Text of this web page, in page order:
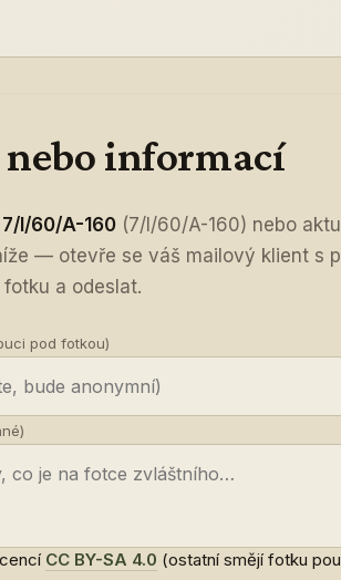
informací
7/I/60/A-160 (7/I/60/A-160) nebo
— otevře se váš mailový klient s
a odeslat.
pod fotkou)
CC BY-SA 4.0 (ostatní smějí fotku